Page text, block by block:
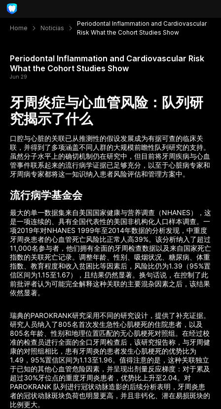
Home Noticias
Periodontal Inflammation and Cardiovascular
Risk What the Cohort Studies Show
Periodontal Inflammation and Cardiovascular Risk
What the Cohort Studies Show
Jun 29
牙周炎症与心血管风险：队列研
究揭示了什么
口腔与心脏的关联已从推测性的假设发展成为有据可查的临床关
联，并得到了多项涵盖不同人群的大规模前瞻性队列研究的支持。
虽然分子水平上的确切机制仍在研究中，但目前将牙周疾病与心血
管事件联系起来的流行病学证据已足够充分，以至于心脏病专家和
牙周病专家都将这一知识纳入患者风险评估和管理方案中。
流行病学基金会
最大的单一数据集来自美国国家健康与营养调查（NHANES），这
是一项连续的、具有全国代表性的美国非机构化人口样本调查。一
项2019年对NHANES 1999年至2014年数据的分析发现，中重度
牙周炎患者的心血管死亡风险比正常人高39%。该分析纳入了超过
11,000名参与者，他们拥有全面的牙周检查数据以及来自国家死亡
指数的关联死亡记录。调整年龄、性别、吸烟状况、糖尿病、体重
指数、教育程度和收入贫困比等因素后，风险比仍为1.39（95%置
信区间为1.15至1.67），且结果仍然显著。换句话说，在控制了此
前批评者认为可能完全解释这种关联的主要混杂因素之后，该结果
依然显著。
瑞典的PAROKRANK研究采用不同的研究设计，提供了补充证据。
研究人员纳入了805名首次发生急性心肌梗死的住院患者，以及
805名年龄、性别和地理位置匹配的无心肌梗死对照组。在经过校
准的检查员进行全面的全口牙周检查后，该研究报告称，与牙周健
康的对照组相比，患有牙周炎的患者发生心肌梗死的优势比为
1.49，95%置信区间为1.13至1.96。值得注意的是，这种关联独立
于已知的其他心血管危险因素，并呈现出剂量反应梯度：对于累及
超过30%牙位点的重度牙周炎患者，优势比上升至2.04。对
PAROKRANK 队列进行冠状动脉造影的后续分析表明，牙周炎患
者的冠状动脉斑块负荷也明显更高，并且非钙化、潜在易损斑块的
比例更大。